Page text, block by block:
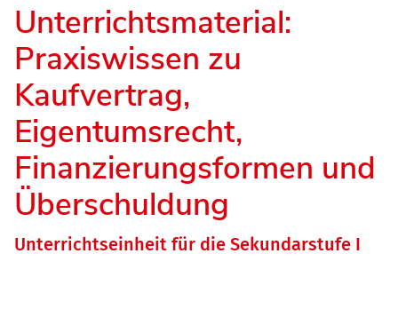
Unterrichtsmaterial:
Praxiswissen zu
Kaufvertrag,
Eigentumsrecht,
Finanzierungsformen und
Überschuldung
Unterrichtseinheit für die Sekundarstufe I